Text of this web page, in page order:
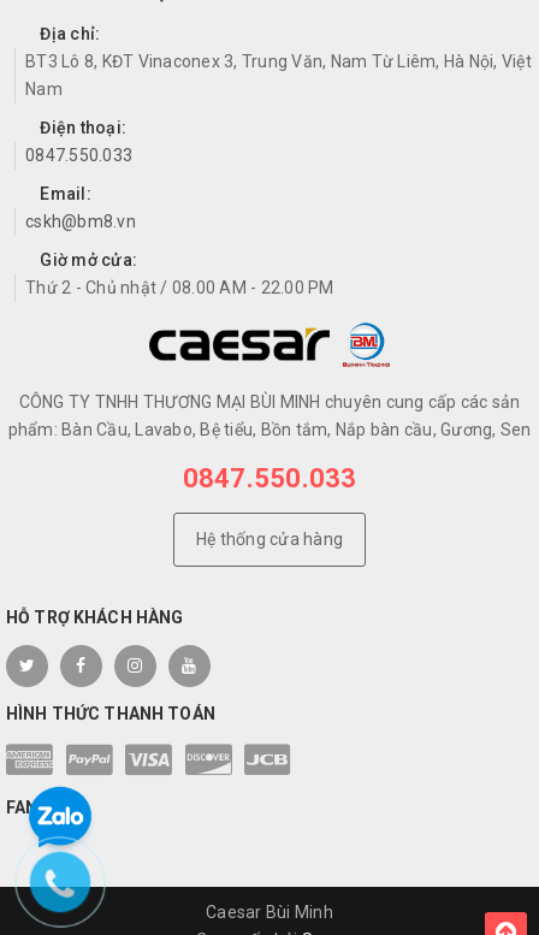
Địa chỉ:
BT3 Lô 8, KĐT Vinaconex 3, Trung Văn, Nam Từ Liêm, Hà Nội, Việt
Nam
Điện thoại:
0847.550.033
Email:
cskh@bm8.vn
Giờ mở cửa:
Thứ 2 - Chủ nhật / 08.00 AM - 22.00 PM
CÔNG TY TNHH THƯƠNG MẠI BÙI MINH chuyên cung cấp các sản
phẩm: Bàn Cầu, Lavabo, Bệ tiểu, Bồn tắm, Nắp bàn cầu, Gương, Sen
0847.550.033
Hệ thống cửa hàng
HỖ TRỢ KHÁCH HÀNG
HÌNH THỨC THANH TOÁN
FANPAGE
Caesar Bùi Minh